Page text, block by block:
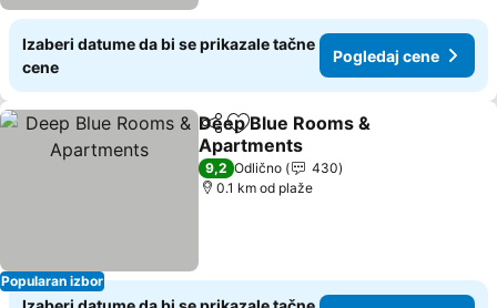
Izaberi datume da bi se prikazale tačne
cene
Pogledaj cene
Popularan izbor
Deli Dodati u favorite
Deep Blue Rooms &
Apartments
Pogledaj cene
9,2 Odlično
430
0.1 km od plaže